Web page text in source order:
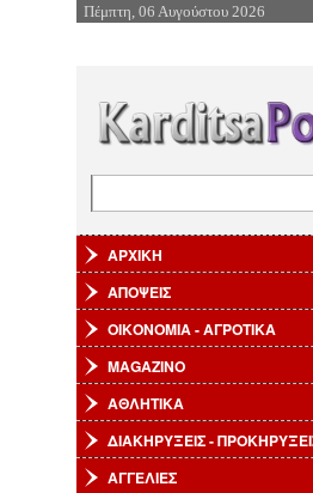
Επιστροφή στην
Πέμπτη, 06 Αυγούστου 2026
ΑΡΧΙΚΗ
ΑΠΟΨΕΙΣ
ΟΙΚΟΝΟΜΙΑ - ΑΓΡΟΤΙΚΑ
MAGAZINO
ΑΘΛΗΤΙΚΑ
ΔΙΑΚΗΡΥΞΕΙΣ -
ΑΓΓΕΛΙΕΣ